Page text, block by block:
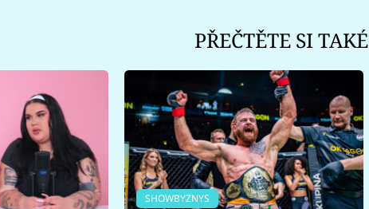
PŘEČTĚTE SI TAKÉ
SHOWBYZNYS